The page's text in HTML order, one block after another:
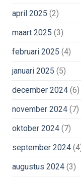
april 2025 (2)
maart 2025 (3)
februari 2025 (4)
januari 2025 (5)
december 2024(6)
november 2024(7)
oktober 2024(7)
september 2024
augustus 2024(3)